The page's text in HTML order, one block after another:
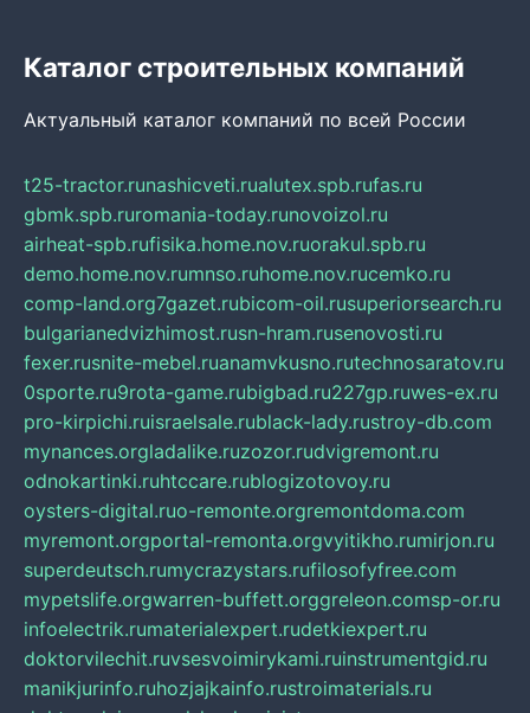
Каталог строительных компаний
Актуальный каталог компаний по всей России
t25-tractor.runashicveti.rualutex.spb.rufas.ru
gbmk.spb.ruromania-today.runovoizol.ru
airheat-spb.rufisika.home.nov.ruorakul.spb.ru
demo.home.nov.rumnso.ruhome.nov.rucemko.ru
comp-land.org7gazet.rubicom-oil.rusuperiorsearch.ru
bulgarianedvizhimost.rusn-hram.rusenovosti.ru
fexer.rusnite-mebel.ruanamvkusno.rutechnosaratov.ru
0sporte.ru9rota-game.rubigbad.ru227gp.ruwes-ex.ru
pro-kirpichi.ruisraelsale.rublack-lady.rustroy-db.com
mynances.orgladalike.ruzozor.rudvigremont.ru
odnokartinki.ruhtccare.rublogizotovoy.ru
oysters-digital.ruo-remonte.orgremontdoma.com
myremont.orgportal-remonta.orgvyitikho.rumirjon.ru
superdeutsch.rumycrazystars.rufilosofyfree.com
mypetslife.orgwarren-buffett.orggreleon.comsp-or.ru
infoelectrik.rumaterialexpert.rudetkiexpert.ru
doktorvilechit.ruvsesvoimirykami.ruinstrumentgid.ru
manikjurinfo.ruhozjajkainfo.rustroimaterials.ru